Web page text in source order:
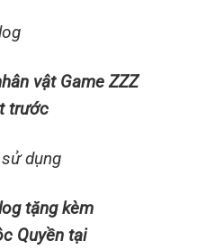
vật Game ZZZ
trước
dụng
tặng kèm
Quyền tại